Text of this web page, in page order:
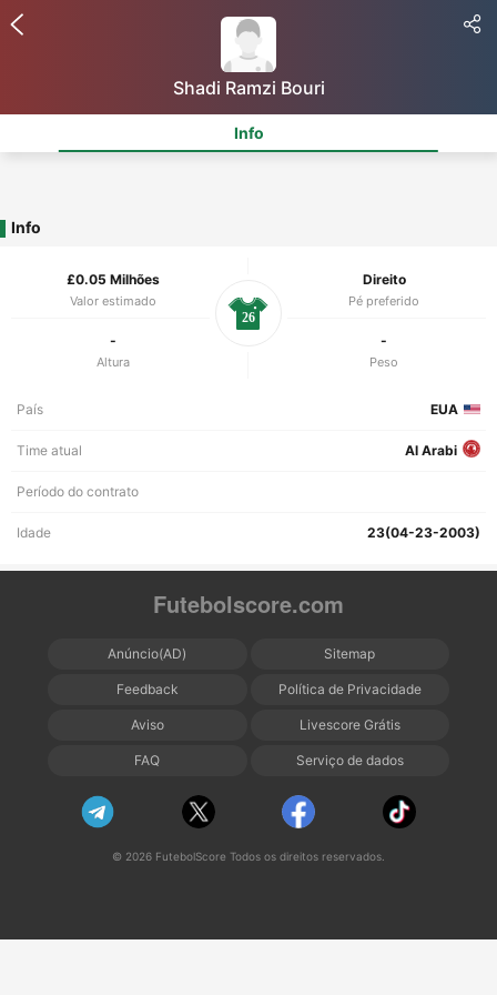
Shadi Ramzi Bouri
Info
Info
£0.05 Milhões
Valor estimado
Direito
Pé preferido
-
Altura
-
Peso
26
País EUA
Time atual Al Arabi
Período do contrato
Idade 23(04-23-2003)
Futebolscore.com
Anúncio(AD) Sitemap
Feedback Política de Privacidade
Aviso Livescore Grátis
FAQ Serviço de dados
© 2026 FutebolScore Todos os direitos reservados.